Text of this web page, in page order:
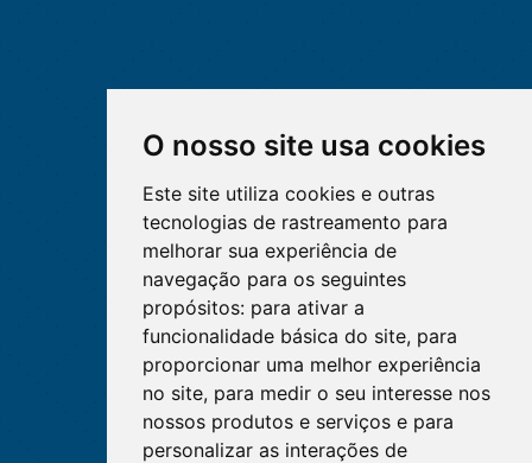
O nosso site usa cookies
Este site utiliza cookies e outras
tecnologias de rastreamento para
melhorar sua experiência de
navegação para os seguintes
propósitos: para ativar a
funcionalidade básica do site, para
proporcionar uma melhor experiência
no site, para medir o seu interesse nos
nossos produtos e serviços e para
personalizar as interações de